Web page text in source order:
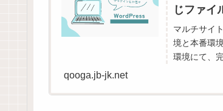
じファイ
マルチサイ
境と本番環
環境にて、
qooga.jb-jk.net